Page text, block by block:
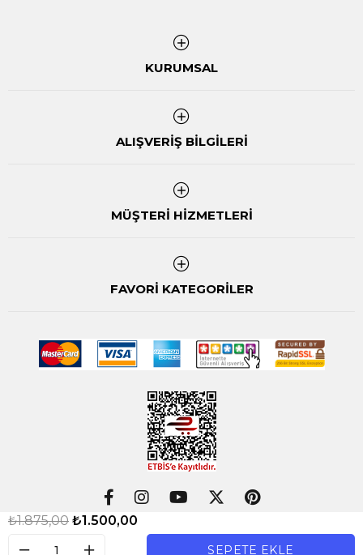
₺1.875,00 ₺1.500,00
KURUMSAL
ALIŞVERİŞ BİLGİLERİ
MÜŞTERİ HİZMETLERİ
FAVORİ KATEGORİLER
Copyright© - All rights reserved.